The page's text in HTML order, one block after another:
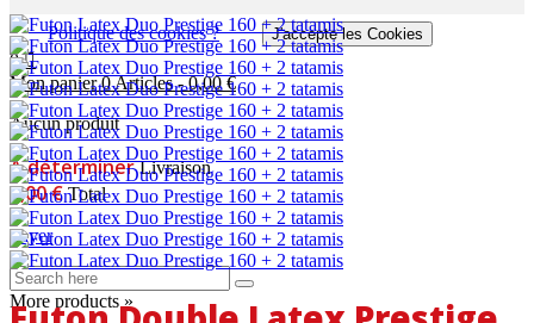
Politique des cookies ? J'accepte les Cookies
0
Mon panier 0Articles - 0,00 €
Aucun produit
A déterminer Livraison
0,00 € Total
Payer
More products »